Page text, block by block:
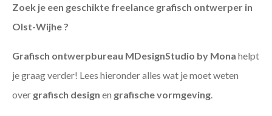
Zoek je een geschikte freelance grafisch ontwerper in
Olst-Wijhe ?
Grafisch ontwerpbureau MDesignStudio by Mona helpt
je graag verder! Lees hieronder alles wat je moet weten
over grafisch design en grafische vormgeving